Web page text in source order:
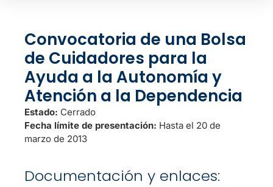
Convocatoria de una Bolsa
de Cuidadores para la
Ayuda a la Autonomía y
Atención a la Dependencia
Estado: Cerrado
Fecha límite de presentación: Hasta el 20 de
marzo de 2013
Documentación y enlaces: